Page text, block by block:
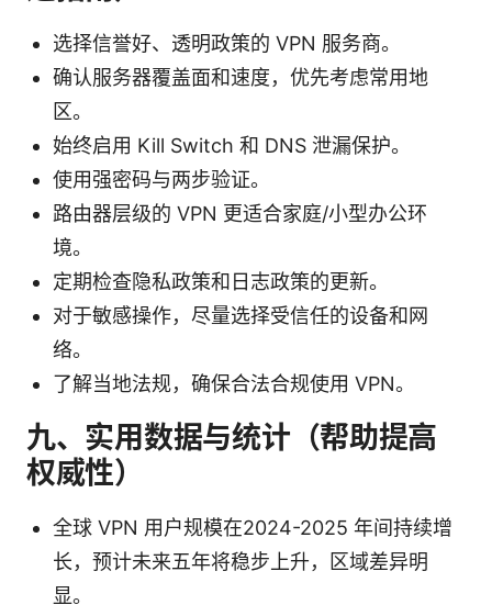
选择信誉好、透明政策的 VPN 服务商。
确认服务器覆盖面和速度，优先考虑常用地
区。
始终启用 Kill Switch 和 DNS 泄漏保护。
使用强密码与两步验证。
路由器层级的 VPN 更适合家庭/小型办公环
境。
定期检查隐私政策和日志政策的更新。
对于敏感操作，尽量选择受信任的设备和网
络。
了解当地法规，确保合法合规使用 VPN。
九、实用数据与统计（帮助提高
权威性）
全球 VPN 用户规模在2024-2025 年间持续增
长，预计未来五年将稳步上升，区域差异明
显。